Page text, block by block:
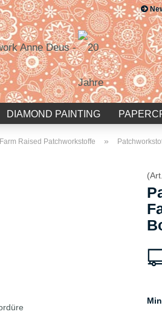
E-Mail
Passwort
Konto erstellen
Passwort
DIAMOND PAINTING
Farm Raised Patchworkstoffe »